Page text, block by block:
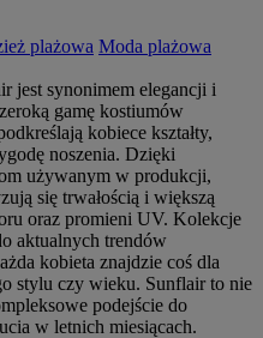
plażowa Moda plażowa
jest synonimem elegancji i
gamę kostiumów
kobiece kształty,
noszenia. Dzięki
używanym w produkcji,
się trwałością i większą
oraz promieni UV. Kolekcje
aktualnych trendów
kobieta znajdzie coś dla
stylu czy wieku. Sunflair to nie
podejście do
w letnich miesiącach.